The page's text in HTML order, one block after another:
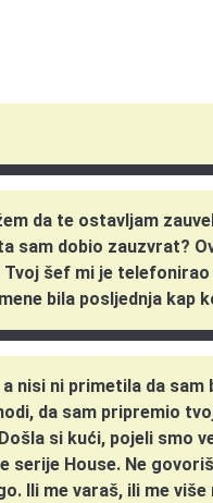
da te ostavljam
sam dobio zauzvrat?
Tvoj šef mi je
bila posljednja kap
nisi ni primetila da
da sam pripremio
si kući, pojeli smo
serije House. Ne
Ili me varaš, ili me više